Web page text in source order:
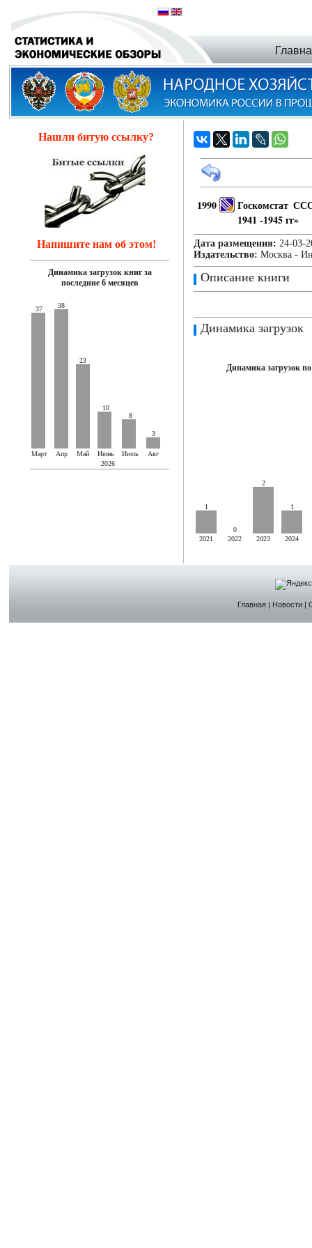
Нашли битую ссылку?
Напишите нам об этом!
Динамика загрузок книг за
последние 6 месяцев
37 38
23
10
8
3
Март Апр Май Июнь Июль
Авг
2026
1990
Госкомстат
1941 -1945 гг»
Дата размещения: 24-
Издательство: Москва -
Описание книги
Динамика загрузок
Динамика загрузок
1
0
2
1
2021 2022 2023 2024
Главная| Новости|